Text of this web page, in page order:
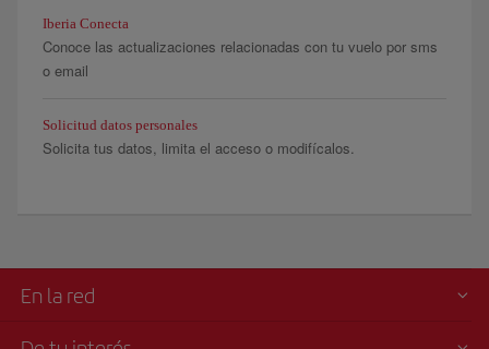
Iberia Conecta
Conoce las actualizaciones relacionadas con tu vuelo por sms
o email
Solicitud datos personales
Solicita tus datos, limita el acceso o modifícalos.
En la red